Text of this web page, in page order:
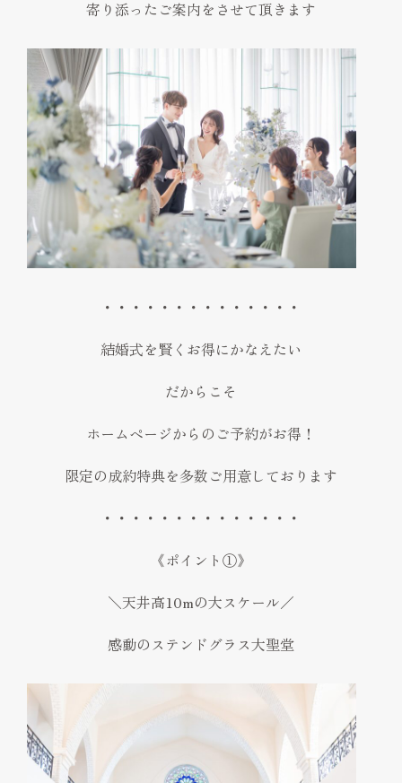
寄り添ったご案内をさせて頂きます
・・・・・・・・・・・・・・
結婚式を賢くお得にかなえたい
だからこそ
ホームページからのご予約がお得！
限定の成約特典を多数ご用意しております
・・・・・・・・・・・・・・
《ポイント①》
＼天井高10mの大スケール／
感動のステンドグラス大聖堂